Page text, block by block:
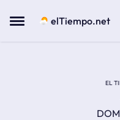
Menu elTiempo.net
EL